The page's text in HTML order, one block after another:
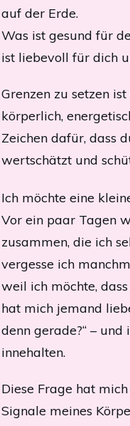
auf der Erde.
Was ist gesund für
ist liebevoll für dich
Grenzen zu setzen
körperlich,
Zeichen dafür, dass
wertschätzt und
Ich möchte eine
Vor ein paar Tagen
zusammen, die ich
vergesse ich
weil ich möchte,
hat mich jemand
denn gerade?“ –
innehalten.
Diese Frage hat
Signale meines